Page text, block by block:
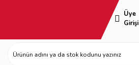
Üye
Girişi